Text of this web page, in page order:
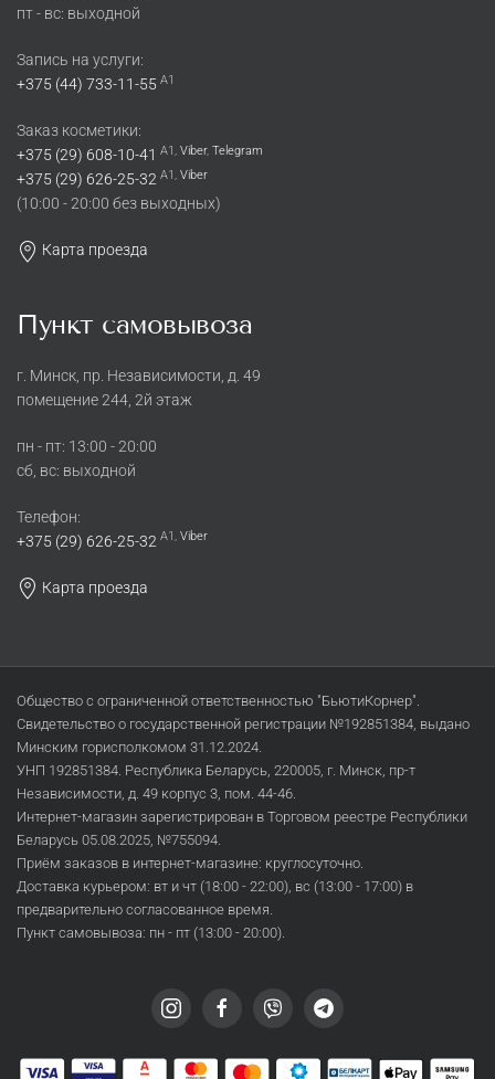
пт - вс: выходной
Запись на услуги:
+375 (44) 733-11-55 A1
Заказ косметики:
+375 (29) 608-10-41 A1, Viber, Telegram
+375 (29) 626-25-32 A1, Viber
(10:00 - 20:00 без выходных)
Карта проезда
Пункт самовывоза
г. Минск, пр. Независимости, д. 49
помещение 244, 2й этаж
пн - пт: 13:00 - 20:00
сб, вс: выходной
Телефон:
+375 (29) 626-25-32 A1, Viber
Карта проезда
Общество с ограниченной ответственностью "БьютиКорнер".
Свидетельство о государственной регистрации №192851384, выдано
Минским горисполкомом 31.12.2024.
УНП 192851384. Республика Беларусь, 220005, г. Минск, пр-т
Независимости, д. 49 корпус 3, пом. 44-46.
Интернет-магазин зарегистрирован в Торговом реестре Республики
Беларусь 05.08.2025, №755094.
Приём заказов в интернет-магазине: круглосуточно.
Доставка курьером: вт и чт (18:00 - 22:00), вс (13:00 - 17:00) в
предварительно согласованное время.
Пункт самовывоза: пн - пт (13:00 - 20:00).